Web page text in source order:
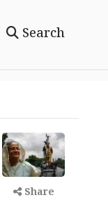
Search
Share